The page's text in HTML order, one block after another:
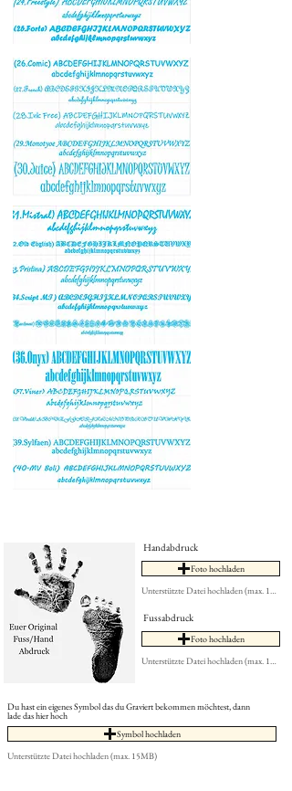
Handabdruck
Foto hochladen
Unterstützte Datei hochladen (max. 15MB)
Fussabdruck
Foto hochladen
Unterstützte Datei hochladen (max. 15MB)
Du hast ein eigenes Symbol das du Graviert bekommen möchtest, dann
lade das hier hoch
Symbol hochladen
Unterstützte Datei hochladen (max. 15MB)